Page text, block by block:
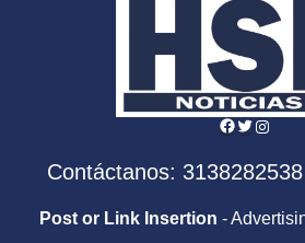
Facebook
Twitter
Contáctanos:
Post or Link Insertion -